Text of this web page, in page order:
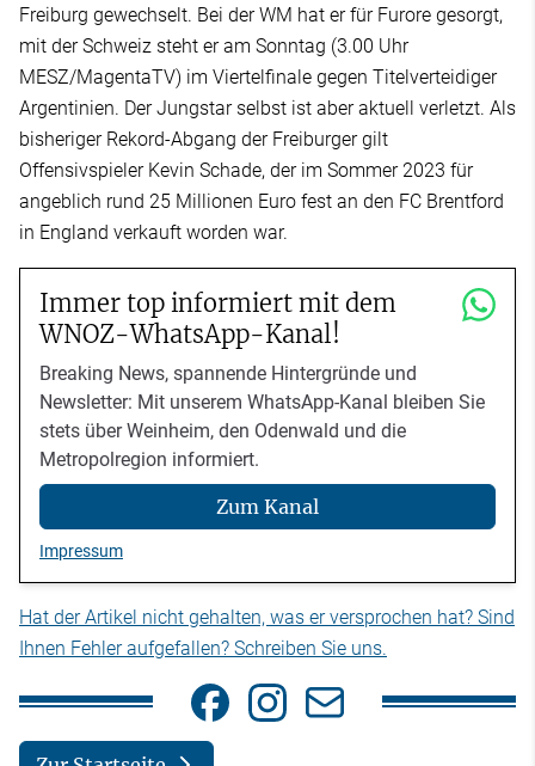
Freiburg gewechselt. Bei der WM hat er für Furore gesorgt,
mit der Schweiz steht er am Sonntag (3.00 Uhr
MESZ/MagentaTV) im Viertelfinale gegen Titelverteidiger
Argentinien. Der Jungstar selbst ist aber aktuell verletzt. Als
bisheriger Rekord-Abgang der Freiburger gilt
Offensivspieler Kevin Schade, der im Sommer 2023 für
angeblich rund 25 Millionen Euro fest an den FC Brentford
in England verkauft worden war.
Immer top informiert mit dem
WNOZ-WhatsApp-Kanal!
Breaking News, spannende Hintergründe und
Newsletter: Mit unserem WhatsApp-Kanal bleiben Sie
stets über Weinheim, den Odenwald und die
Metropolregion informiert.
Zum Kanal
Impressum
Hat der Artikel nicht gehalten, was er versprochen hat? Sind
Ihnen Fehler aufgefallen? Schreiben Sie uns.